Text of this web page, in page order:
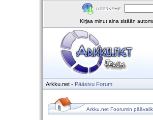
Kirjaa minut aina sisään
Arkku.net - Pääsivu Forum
Arkku.net Foorumin